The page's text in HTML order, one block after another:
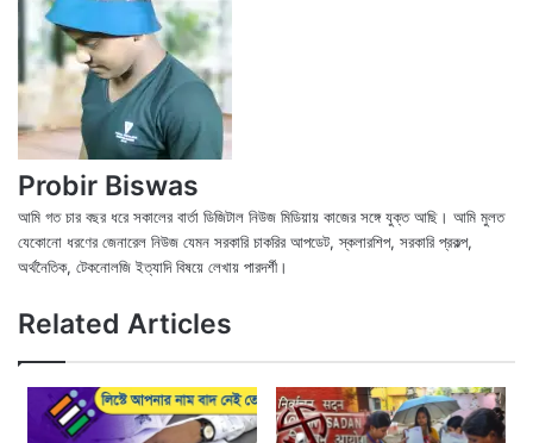
Probir Biswas
আমি গত চার বছর ধরে সকালের বার্তা ডিজিটাল নিউজ মিডিয়ায় কাজের সঙ্গে যুক্ত আছি। আমি মুলত
যেকোনো ধরণের জেনারেল নিউজ যেমন সরকারি চাকরির আপডেট, স্কলারশিপ, সরকারি প্রকল্প,
অর্থনৈতিক, টেকনোলজি ইত্যাদি বিষয়ে লেখায় পারদর্শী।
Related Articles